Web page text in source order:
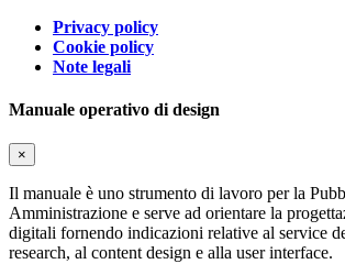
Privacy policy
Cookie policy
Note legali
Manuale operativo di design
×
Il manuale è uno strumento di lavoro per la
Amministrazione e serve ad orientare la
digitali fornendo indicazioni relative al service
research, al content design e alla user interface.